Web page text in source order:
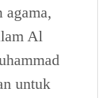
agama,
Al
untuk